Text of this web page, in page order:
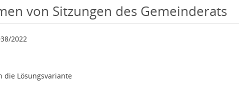
von Sitzungen des Gemeinderats
2022
die Lösungsvariante